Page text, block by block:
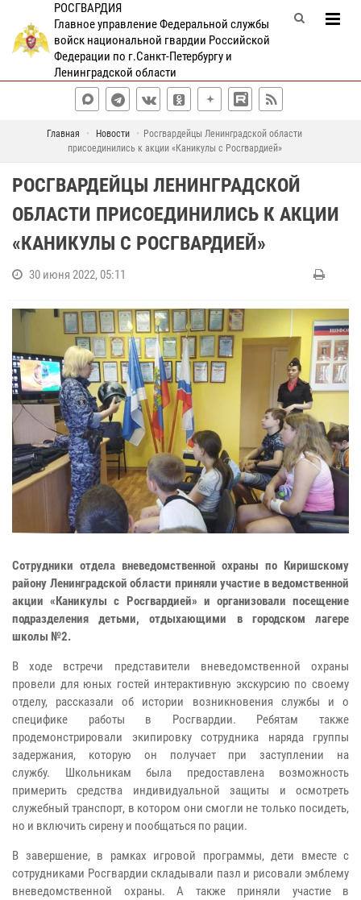
РОСГВАРДИЯ
Главное управление Федеральной службы
войск национальной гвардии Российской
Федерации по г.Санкт-Петербургу и
Ленинградской области
Главная Новости
Росгвардейцы Ленинградской области
присоединились к акции «Каникулы с Росгвардией»
РОСГВАРДЕЙЦЫ ЛЕНИНГРАДСКОЙ
ОБЛАСТИ ПРИСОЕДИНИЛИСЬ К АКЦИИ
«КАНИКУЛЫ С РОСГВАРДИЕЙ»
30 июня 2022, 05:11
Сотрудники отдела вневедомственной охраны по Киришскому
району Ленинградской области приняли участие в ведомственной
акции «Каникулы с Росгвардией» и организовали посещение
подразделения детьми, отдыхающими в городском лагере
школы №2.
В ходе встречи представители вневедомственной охраны
провели для юных гостей интерактивную экскурсию по своему
отделу, рассказали об истории возникновения службы и о
специфике работы в Росгвардии. Ребятам также
продемонстрировали экипировку сотрудника наряда группы
задержания, которую он получает при заступлении на
службу. Школьникам была предоставлена возможность
примерить средства индивидуальной защиты и осмотреть
служебный транспорт, в котором они смогли не только посидеть,
но и включить сирену и пообщаться по рации.
В завершение, в рамках игровой программы, дети вместе с
сотрудниками Росгвардии складывали пазл и рисовали эмблему
вневедомственной охраны. А также приняли участие в